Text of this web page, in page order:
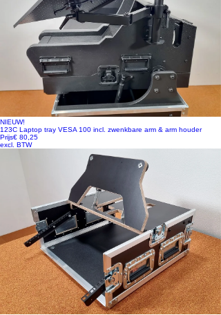
NIEUW!
123C Laptop tray VESA 100 incl. zwenkbare arm & arm houder
Prijs€ 80,25
excl. BTW